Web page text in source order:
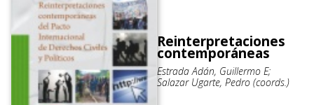
Reinterpretaciones
contemporáneas
Estrada Adán, Guillermo E;
Salazar Ugarte, Pedro (coords.)